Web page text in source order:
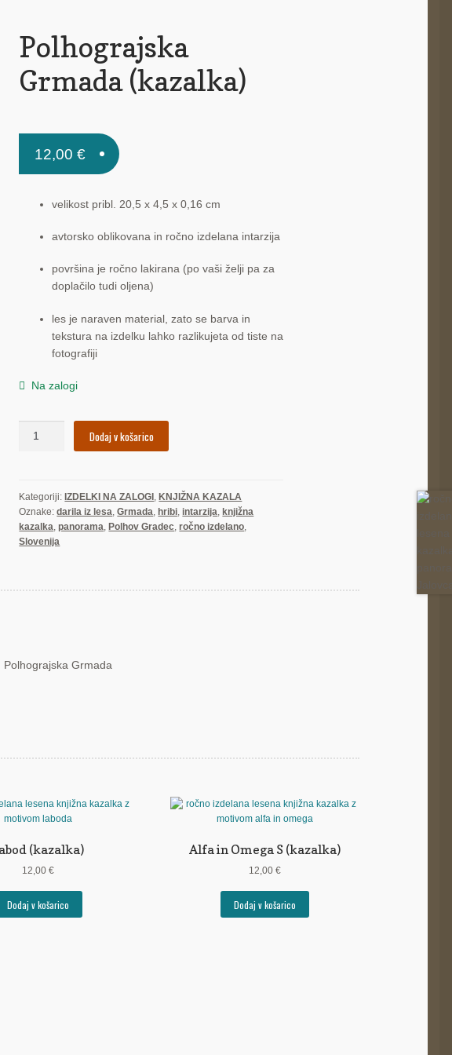
Polhograjska
Grmada (kazalka)
12,00 €
velikost pribl. 20,5 x 4,5 x 0,16 cm
avtorsko oblikovana in ročno izdelana intarzija
površina je ročno lakirana (po vaši želji pa za
doplačilo tudi oljena)
les je naraven material, zato se barva in
tekstura na izdelku lahko razlikujeta od tiste na
fotografiji
Na zalogi
Dodaj v košarico
Kategoriji: IZDELKI NA ZALOGI , KNJIŽNA KAZALA
Oznake:darila iz lesa,Grmada, hribi, intarzija, knjižna
kazalka,panorama, Polhov Gradec,ročno izdelano,
Slovenija
Polhograjska Grmada
(kazalka)
12,00 €
Dodaj v košarico
Alfa in Omega S (kazalka)
12,00 €
Dodaj v košarico